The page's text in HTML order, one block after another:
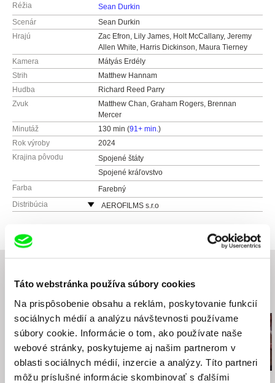
Táto webstránka používa súbory cookies
Na prispôsobenie obsahu a reklám, poskytovanie funkcií
sociálnych médií a analýzu návštevnosti používame
súbory cookie. Informácie o tom, ako používate naše
webové stránky, poskytujeme aj našim partnerom v
oblasti sociálnych médií, inzercie a analýzy. Títo partneri
môžu príslušné informácie skombinovať s ďalšími
Réžia
Sean Durkin
Scenár
Sean Durkin
Hrajú
Zac Efron, Lily James, Holt McCallany, Jeremy
Allen White, Harris Dickinson, Maura Tierney
Kamera
Mátyás Erdély
Strih
Matthew Hannam
Hudba
Richard Reed Parry
Zvuk
Matthew Chan, Graham Rogers, Brennan
Mercer
Minutáž
130 min (91+ min.)
Rok výroby
2024
Krajina pôvodu
Spojené štáty
Spojené kráľovstvo
Farba
Farebný
Distribúcia
AEROFILMS s.r.o
info@aerofilms.cz
Súvisiace filmy (20)
Jiří Menzel Martin Hollý Martin Hollý